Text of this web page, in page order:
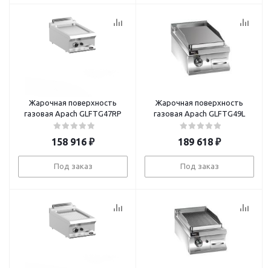
Жарочная поверхность
газовая Apach GLFTG47RP
158 916 ₽
Под заказ
Жарочная поверхность
газовая Apach GLFTG49L
189 618 ₽
Под заказ